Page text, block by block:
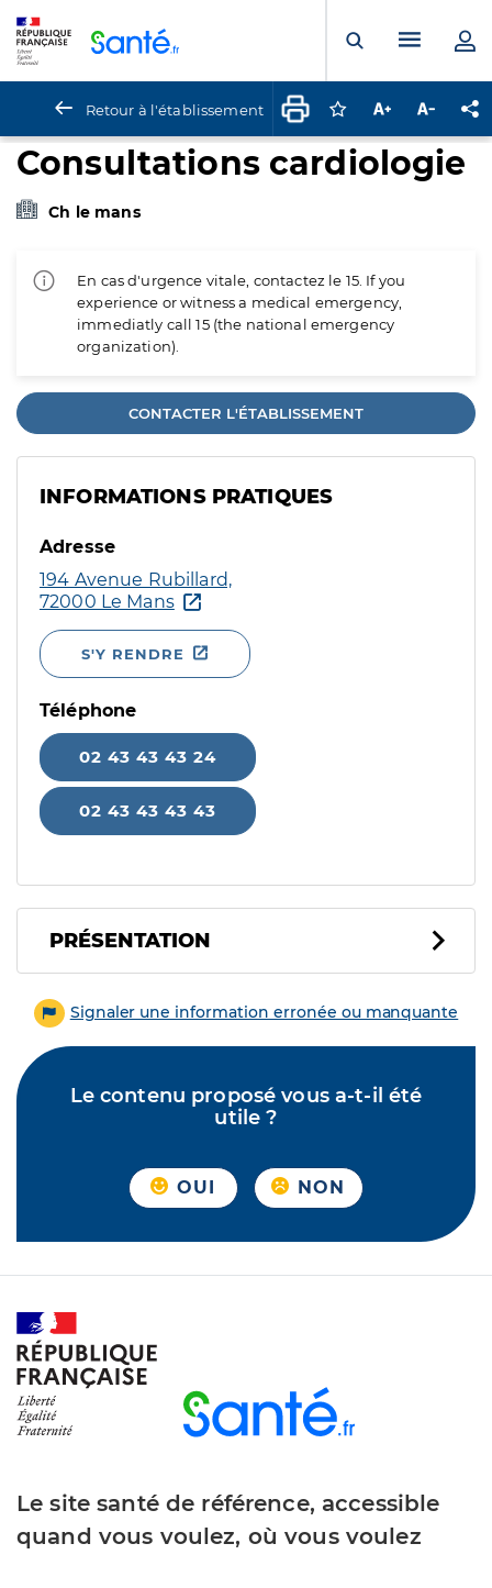
Ouvrir laMenu
Retour à l'établissement Connectez-vous
Augmenter la
Consultations cardiologie
Ch le mans
En cas d'urgence vitale, contactez le 15. If you
experience or witness a medical emergency,
immediatly call 15 (the national emergency
organization).
CONTACTER L'ÉTABLISSEMENT
INFORMATIONS PRATIQUES
Adresse
194 Avenue Rubillard,
72000 Le Mans
S'Y RENDRE
Téléphone
02 43 43 43 24
02 43 43 43 43
PRÉSENTATION
Signaler une information erronée ou manquante
Le contenu proposé vous a-t-il été
utile ?
OUI NON
Le site santé de référence, accessible
quand vous voulez, où vous voulez